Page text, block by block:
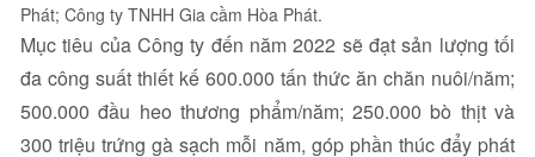
Phát; Công ty TNHH Gia cầm Hòa Phát.
Mục tiêu của Công ty đến năm 2022 sẽ đạt sản lượng tối
đa công suất thiết kế 600.000 tấn thức ăn chăn nuôi/năm;
500.000 đầu heo thương phẩm/năm; 250.000 bò thịt và
300 triệu trứng gà sạch mỗi năm, góp phần thúc đẩy phát